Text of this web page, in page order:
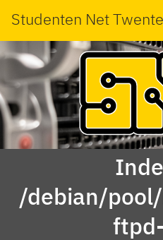
Studenten Net Twente
/debian/